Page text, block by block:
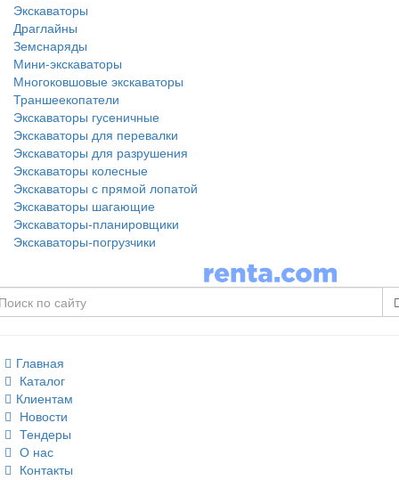
Экскаваторы
Драглайны
Земснаряды
Мини-экскаваторы
Многоковшовые экскаваторы
Траншеекопатели
Экскаваторы гусеничные
Экскаваторы для перевалки
Экскаваторы для разрушения
Экскаваторы колесные
Экскаваторы с прямой лопатой
Экскаваторы шагающие
Экскаваторы-планировщики
Экскаваторы-погрузчики
Главная
Каталог
Клиентам
Новости
Тендеры
О нас
Контакты